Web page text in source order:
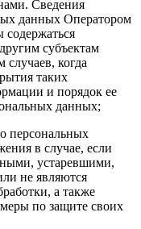
Сведения
данных Оператором
субъектам
когда
таких
и порядок ее
данных;
персональных
в случае, если
устаревшими,
не являются
а также
по защите своих